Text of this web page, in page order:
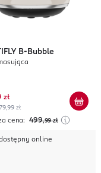
B-Bubble
zł
zł
cena: 499,99 zł
online